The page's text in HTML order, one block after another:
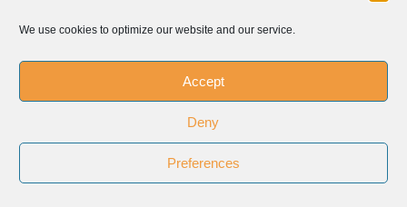
We use cookies to optimize our website and our service.
Accept
Deny
Preferences
Pour nos
contemporains plus